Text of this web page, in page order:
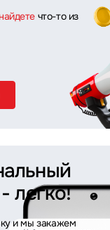
что-то из
- легко!
и мы закажем